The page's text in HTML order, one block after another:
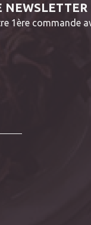
NEWSLETTER
1ère commande